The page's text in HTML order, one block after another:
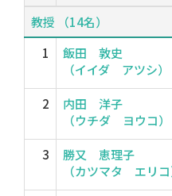
教授 （14名）
1
飯田 敦史
（イイダ アツシ）
2
内田 洋子
（ウチダ ヨウコ）
3
勝又 恵理子
（カツマタ エリコ